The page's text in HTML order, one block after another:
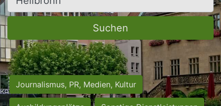
Suchen
Journalismus, PR, Medien, Kultur